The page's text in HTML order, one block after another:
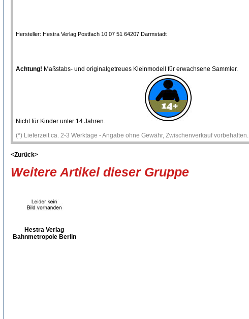
Hersteller: Hestra Verlag Postfach 10 07 51 64207 Darmstadt
Achtung! Maßstabs- und originalgetreues Kleinmodell für erwachsene Sammler.
Nicht für Kinder unter 14 Jahren.
(*) Lieferzeit ca. 2-3 Werktage - Angabe ohne Gewähr, Zwischenverkauf vorbehalten.
<Zurück>
Weitere Artikel dieser Gruppe
Hestra Verlag
Bahnmetropole Berlin